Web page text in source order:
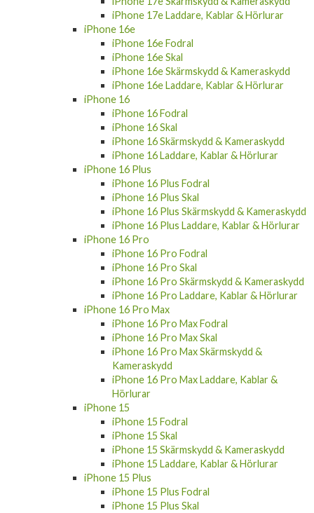
iPhone 17e Laddare, Kablar & Hörlurar
iPhone 16e
iPhone 16e Fodral
iPhone 16e Skal
iPhone 16e Skärmskydd & Kameraskydd
iPhone 16e Laddare, Kablar & Hörlurar
iPhone 16
iPhone 16 Fodral
iPhone 16 Skal
iPhone 16 Skärmskydd & Kameraskydd
iPhone 16 Laddare, Kablar & Hörlurar
iPhone 16 Plus
iPhone 16 Plus Fodral
iPhone 16 Plus Skal
iPhone 16 Plus Skärmskydd & Kameraskydd
iPhone 16 Plus Laddare, Kablar & Hörlurar
iPhone 16 Pro
iPhone 16 Pro Fodral
iPhone 16 Pro Skal
iPhone 16 Pro Skärmskydd & Kameraskydd
iPhone 16 Pro Laddare, Kablar & Hörlurar
iPhone 16 Pro Max
iPhone 16 Pro Max Fodral
iPhone 16 Pro Max Skal
iPhone 16 Pro Max Skärmskydd &
Kameraskydd
iPhone 16 Pro Max Laddare, Kablar &
Hörlurar
iPhone 15
iPhone 15 Fodral
iPhone 15 Skal
iPhone 15 Skärmskydd & Kameraskydd
iPhone 15 Laddare, Kablar & Hörlurar
iPhone 15 Plus
iPhone 15 Plus Fodral
iPhone 15 Plus Skal